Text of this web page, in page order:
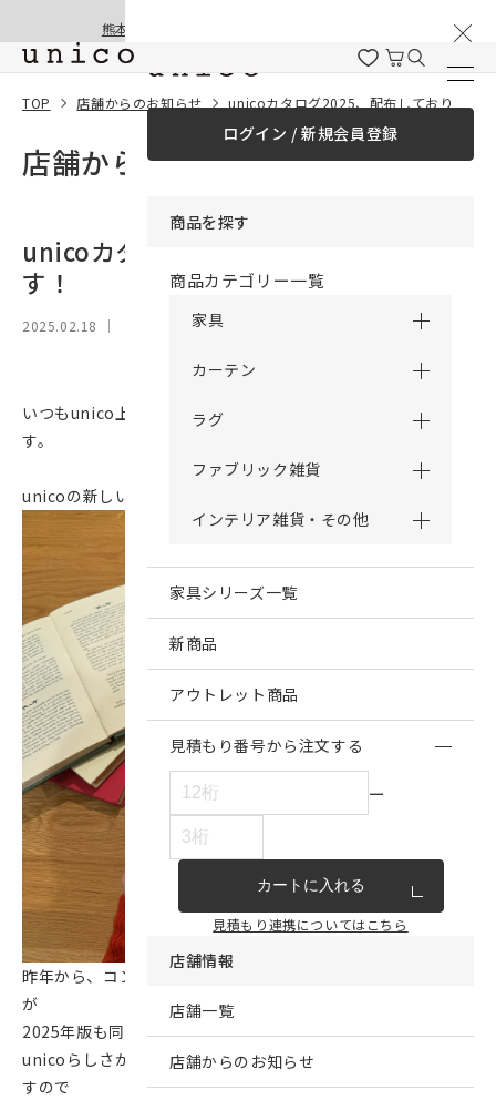
熊本地震の影響による配送遅延と停止について
ログイン / 新規会員登録
商品を探す
商品カテゴリー一覧
家具
カーテン
ラグ
ファブリック雑貨
インテリア雑貨・その他
家具シリーズ一覧
新商品
アウトレット商品
見積もり番号から注文する
ー
カートに入れる
見積もり連携についてはこちら
店舗情報
店舗一覧
店舗からのお知らせ
TOP 店舗からのお知らせ unicoカタログ2025、配布しております！
店舗からのお知らせ
unicoカタログ2025、配布しておりま
す！
2025.02.18 ｜
いつもunico上野をご利用いただき、誠にありがとうございま
す。
unicoの新しい家具カタログを店頭にて配布しております。
昨年から、コンパクトなサイズになったunicoのカタログです
が
2025年版も同じサイズで作成しております。
unicoらしさが沢山詰まった、こだわりの一冊となっておりま
すので